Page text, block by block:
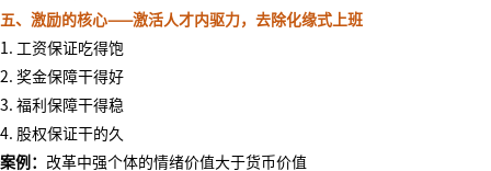
五、激励的核心——激活人才内驱力，去除化缘式上班
1. 工资保证吃得饱
2. 奖金保障干得好
3. 福利保障干得稳
4. 股权保证干的久
案例： 改革中强个体的情绪价值大于货币价值